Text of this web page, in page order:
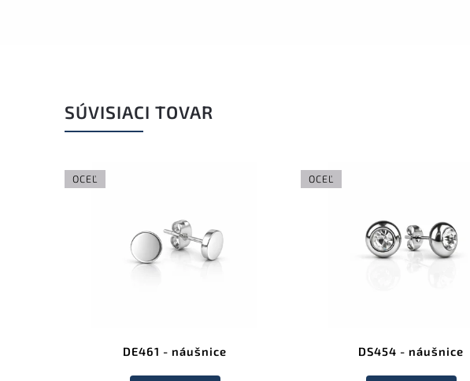
SÚVISIACI TOVAR
OCEĽ
DE461 - náušnice
OCEĽ
DS454 - náušnice